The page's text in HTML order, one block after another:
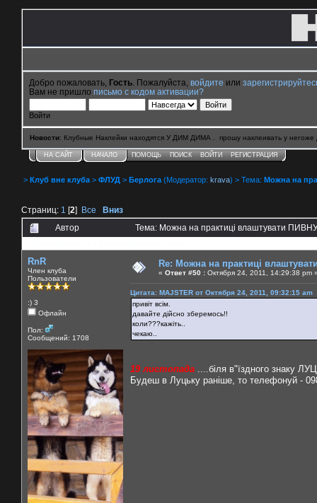
Добро пожаловать, Гость . Пожалуйста, войдите или
Вам не пришло письмо с кодом активации?
Войти
Новости: Клубные Наклейки находятся У ДИМ ДИМА . прошу наклеивать у негоже
НА САЙТ НАЧАЛО ПОМОЩЬ ПОИСК ВОЙТИ РЕГИСТРАЦИЯ
> Клуб вне клуба > ФЛУД > Берлога (Модератор: krava) > Тема: Можна на
Страниц: 1 [2] Все
Вниз
Автор
Тема: Можна на практиці влаштувати
RnR
Член клуба
Пользователи
:) 3
Офлайн
Пол:
Сообщений: 1708
Re: Можна на практиці
« Ответ #50 : Октября 24, 2011, 14:29:38 pm
Цитата: MAJSTER от Октября 24, 2011, 09:32:15 am
привіт всім.
давайте дійсно зберемось!!
коли???кажіть..
чекаю..
19 листопада ....біля в"їздного знаку
Будеш в Луцьку раніше, то телефонуй -